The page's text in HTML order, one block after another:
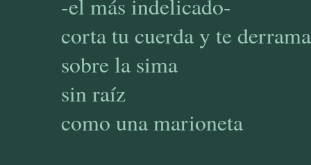
-el más indelicado-
corta tu cuerda y te
sobre la sima
sin raíz
como una marioneta